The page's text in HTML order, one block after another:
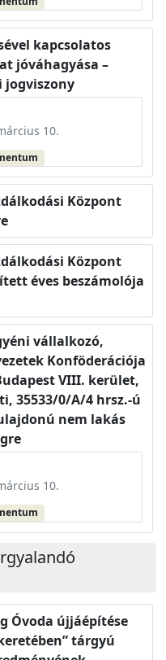
kapcsolatos
jóváhagyása –
10.
Központ
Központ
éves beszámolója
vállalkozó,
Konföderációja
VIII. kerület,
35533/0/A/4 hrsz.-ú
nem lakás
10.
Óvoda újjáépítése
tárgyú